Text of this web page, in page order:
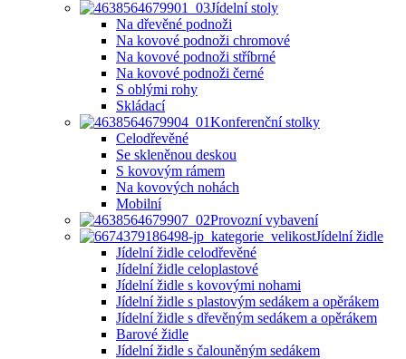
Jídelní stoly
Na dřevěné podnoži
Na kovové podnoži chromové
Na kovové podnoži stříbrné
Na kovové podnoži černé
S oblými rohy
Skládací
Konferenční stolky
Celodřevěné
Se skleněnou deskou
S kovovým rámem
Na kovových nohách
Mobilní
Provozní vybavení
Jídelní židle
Jídelní židle celodřevěné
Jídelní židle celoplastové
Jídelní židle s kovovými nohami
Jídelní židle s plastovým sedákem a opěrákem
Jídelní židle s dřevěným sedákem a opěrákem
Barové židle
Jídelní židle s čalouněným sedákem